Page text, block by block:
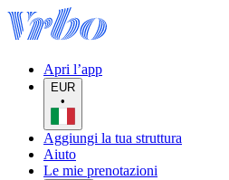
Apri l’app
EUR
•
Aggiungi la tua struttura
Aiuto
Le mie prenotazioni